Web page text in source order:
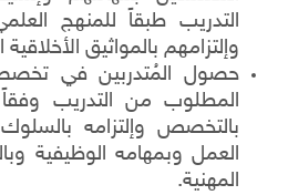
التدريب طبقاً للمنهج
وإلتزامهم بالمواثيق الأخلاقية
حصول المُتدربين في
المطلوب من التدريب
بالتخصص وإلتزامه
العمل وبمهامه الوظيفية
المهنية.